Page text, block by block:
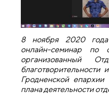
8 ноября 2020 года
онлайн-семинар по
организованный
Гродненской
плана деятельности